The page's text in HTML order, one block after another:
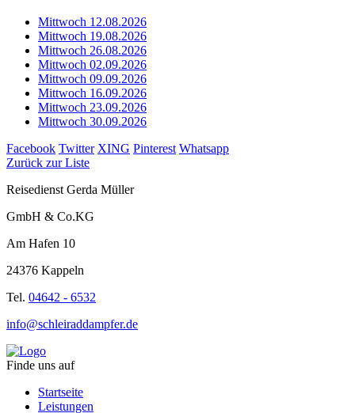
Mittwoch 12.08.2026
Mittwoch 19.08.2026
Mittwoch 26.08.2026
Mittwoch 02.09.2026
Mittwoch 09.09.2026
Mittwoch 16.09.2026
Mittwoch 23.09.2026
Mittwoch 30.09.2026
Facebook Twitter XING Pinterest Whatsapp
Zurück zur Liste
Reisedienst Gerda Müller
GmbH & Co.KG
Am Hafen 10
24376 Kappeln
Tel. 04642 - 6532
info@schleiraddampfer.de
Finde uns auf
Startseite
Leistungen